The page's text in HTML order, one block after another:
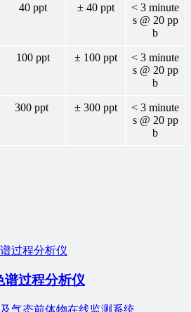
40 ppt ± 40 ppt
< 3 minute
s @ 20 pp
b
100 ppt ± 100 ppt
< 3 minute
s @ 20 pp
b
300 ppt ± 300 ppt
< 3 minute
s @ 20 pp
b
谱过程分析仪